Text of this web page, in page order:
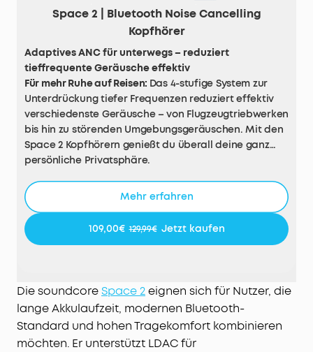
Space 2 | Bluetooth Noise Cancelling
Kopfhörer
Adaptives ANC für unterwegs – reduziert
tieffrequente Geräusche effektiv
Für mehr Ruhe auf Reisen: Das 4-stufige System zur
Unterdrückung tiefer Frequenzen reduziert effektiv
verschiedenste Geräusche – von Flugzeugtriebwerken
bis hin zu störenden Umgebungsgeräuschen. Mit den
Space 2 Kopfhörern genießt du überall deine ganz
persönliche Privatsphäre.
und extraweichen Ohrpolstern aus Proteinleder mit
Memory-Schaum kannst du selbst auf
Langstreckenflügen auf ein rundum entspanntes
Hörerlebnis freuen.
Erlebnis. Unterstützt Hi-Res Audio per Kabel und LDAC
ohne Kabel.
Mehr Freiheit auf jeder Reise:Bis zu 50 Stunden mit
ANC oder 70 Stunden ohne sorgen für eine extra
Mehr erfahren
109,00€ 129,99€ Jetzt kaufen
Die soundcore Space 2eignen sich für Nutzer, die
lange Akkulaufzeit, modernen Bluetooth-
Standard und hohen Tragekomfort kombinieren
möchten. Er unterstützt LDAC für